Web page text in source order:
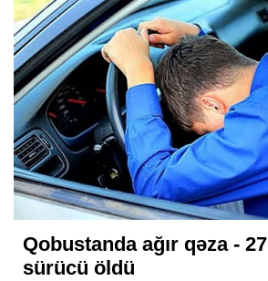
Qobustanda ağır qəza -
sürücü öldü